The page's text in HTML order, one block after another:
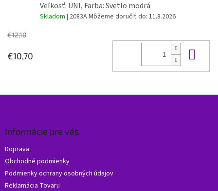
Veľkosť: UNI, Farba: Svetlo modrá
Skladom | 2083AMôžeme doručiť do: 11.8.2026
€12,10
€10,70
Informácie pre vás
Doprava
Obchodné podmienky
Podmienky ochrany osobných údajov
Reklamácia Tovaru